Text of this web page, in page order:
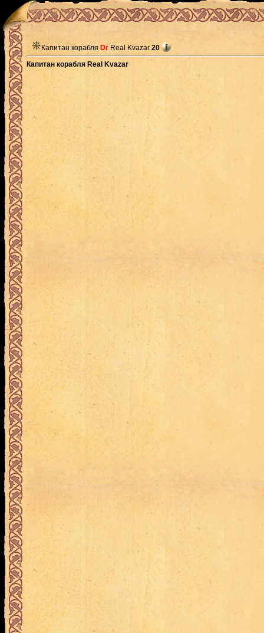
Капитан корабля Dr Real Kvazar 20
Капитан корабля Real Kvazar